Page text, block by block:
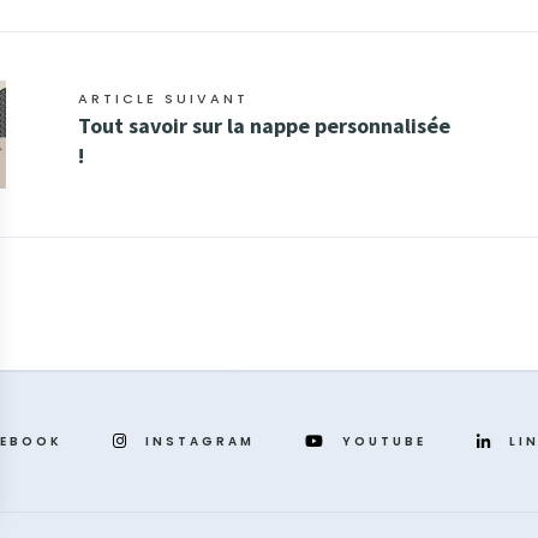
ARTICLE SUIVANT
Tout savoir sur la nappe personnalisée
!
INSTAGRAM YOUTUBE